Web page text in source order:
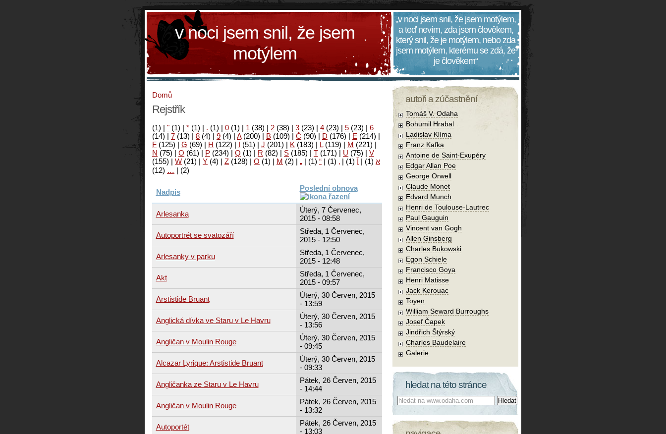
v noci jsem snil, že jsem
motýlem
„v noci jsem snil, že jsem motýlem,
a teď nevím, zda jsem člověkem,
který snil, že je motýlem, nebo zda
jsem motýlem, kterému se zdá, že
je člověkem“
Domů
Rejstřík
(1) | " (1) | * (1) | . (1) | 0 (1) | 1 (38) | 2 (38) | 3 (23) | 4 (23) | 5 (23) | 6
(14) | 7 (13) | 8 (4) | 9 (4) | A(200) | B (109) | Č (90) | D (176) | E (214) |
F (125) | G (69) | H (122) | I (51) | J (201) | K (183) | L(119) | M (221) |
N (75) | O (61) | P (234) | Q (1) | R (82) | S (185) | T (171) | U (75) | V
(155) | W (21) | Y (4) | Z (128) | Ο (1) | М (2) | א (1)
| آ (1)
|
‚
(1)
|
“
(1)
|
„
(2)
|
…
(12)
Nadpis Poslední obnova
Arlesanka
Úterý, 7 Červenec,
2015 - 08:58
Autoportrét se svatozáří
Středa, 1 Červenec,
2015 - 12:50
Arlesanky v parku
Středa, 1 Červenec,
2015 - 12:48
Akt
Středa, 1 Červenec,
2015 - 09:57
Arstistide Bruant
Úterý, 30 Červen, 2015
- 13:59
Anglická dívka ve Staru v Le Havru
Úterý, 30 Červen, 2015
- 13:56
Angličan v Moulin Rouge
Úterý, 30 Červen, 2015
- 09:45
Alcazar Lyrique: Arstistide Bruant
Úterý, 30 Červen, 2015
- 09:33
Angličanka ze Staru v Le Havru
Pátek, 26 Červen, 2015
- 14:44
Angličan v Moulin Rouge
Pátek, 26 Červen, 2015
- 13:32
Autoportét
Pátek, 26 Červen, 2015
- 13:03
autoři a zúčastnění
Tomáš V. Odaha
Bohumil Hrabal
Ladislav Klíma
Franz Kafka
Antoine de Saint-Exupéry
Edgar Allan Poe
George Orwell
Claude Monet
Edvard Munch
Henri de Toulouse-Lautrec
Paul Gauguin
Vincent van Gogh
Allen Ginsberg
Charles Bukowski
Egon Schiele
Francisco Goya
Henri Matisse
Jack Kerouac
Toyen
William Seward Burroughs
Josef Čapek
Jindřich Štýrský
Charles Baudelaire
Galerie
hledat na této stránce
Co hledat: